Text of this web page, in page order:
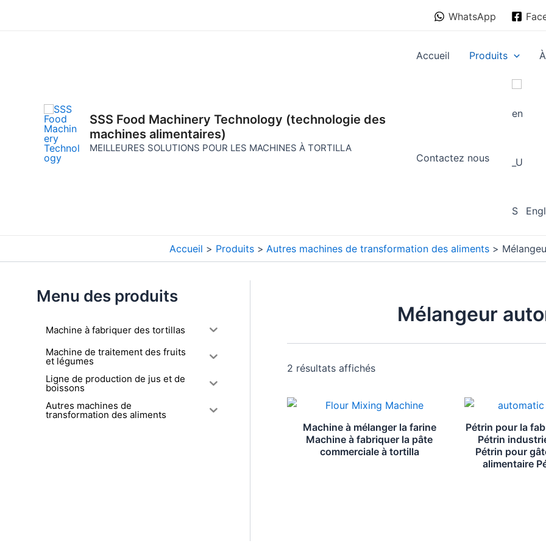
WhatsApp
SSS Food Machinery Technology (technologie des
machines alimentaires)
MEILLEURES SOLUTIONS POUR LES MACHINES À TORTILLA
Accueil Produits
Contactez nous
Accueil Produits Autres machines de transformation des aliments
Menu des produits
Machine à fabriquer des tortillas
Machine de traitement des fruits
et légumes
Ligne de production de jus et de
boissons
Autres machines de
transformation des aliments
Mélangeur
2 résultats affichés
Machine à mélanger la farine
Machine à fabriquer la pâte
commerciale à tortilla
Pétrin pour la
Pétrin
Pétrin pour
alimentaire